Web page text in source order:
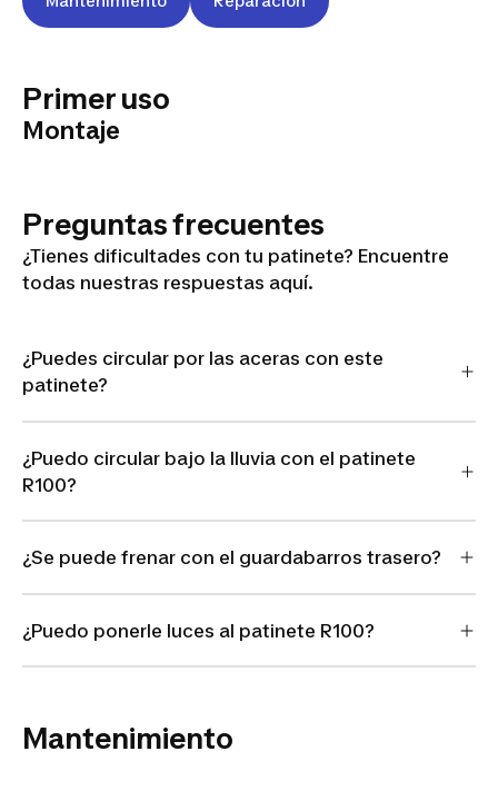
Primer uso
Montaje
SC RIDE
100
Preguntas frecuentes
¿Tienes dificultades con tu patinete? Encuentre
todas nuestras respuestas aquí.
¿Puedes circular por las aceras con este
patinete?
¿Puedo circular bajo la lluvia con el patinete
R100?
¿Se puede frenar con el guardabarros trasero?
¿Puedo ponerle luces al patinete R100?
Mantenimiento